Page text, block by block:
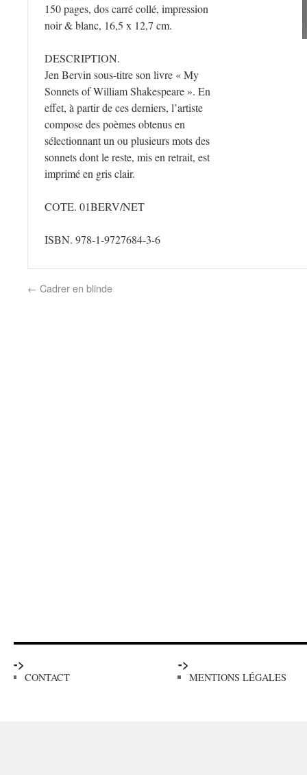
150 pages, dos carré collé, impression
noir & blanc, 16,5 x 12,7 cm.
DESCRIPTION.
Jen Bervin sous-titre son livre « My
Sonnets of William Shakespeare ». En
effet, à partir de ces derniers, l’artiste
compose des poèmes obtenus en
sélectionnant un ou plusieurs mots des
sonnets dont le reste, mis en retrait, est
imprimé en gris clair.
COTE. 01BERV/NET
ISBN. 978-1-9727684-3-6
← Cadrer en blinde
->
CONTACT
->
MENTIONS LÉGALES